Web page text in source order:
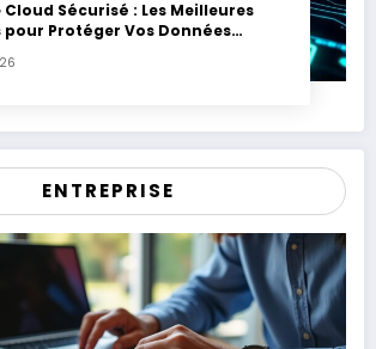
Sécurisé : Les Meilleures
Protéger Vos Données
ENTREPRISE